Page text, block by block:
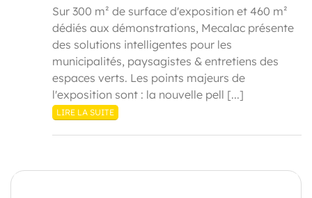
Sur 300 m² de surface d'exposition et 460 m²
dédiés aux démonstrations, Mecalac présente
des solutions intelligentes pour les
municipalités, paysagistes & entretiens des
espaces verts. Les points majeurs de
l'exposition sont : la nouvelle pell [...]
LIRE LA SUITE